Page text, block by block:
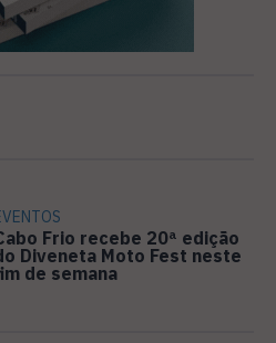
Frio recebe 20ª edição
Diveneta Moto Fest neste
de semana